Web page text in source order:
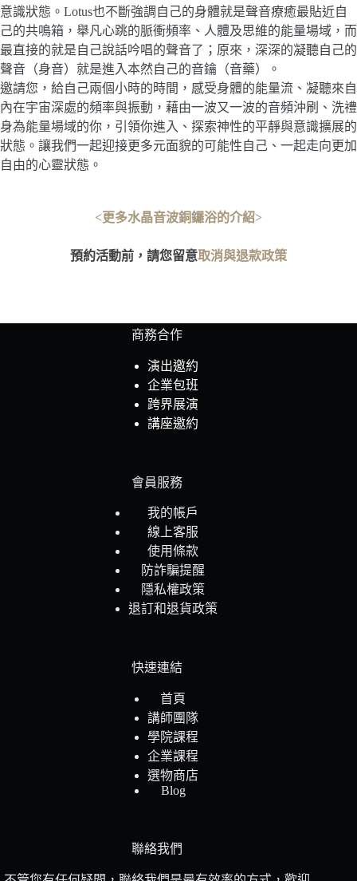
意識狀態。Lotus也不斷強調自己的身體就是聲音療癒最貼近自
己的共鳴箱，舉凡心跳的脈衝頻率、人體及思維的能量場域，而
最直接的就是自己說話吟唱的聲音了；原來，深深的凝聽自己的
聲音（身音）就是進入本然自己的音鑰（音藥）。
邀請您，給自己兩個小時的時間，感受身體的能量流、凝聽來自
內在宇宙深處的頻率與振動，藉由一波又一波的音頻沖刷、洗禮
身為能量場域的你，引領你進入、探索神性的平靜與意識擴展的
狀態。讓我們一起迎接更多元面貌的可能性自己、一起走向更加
自由的心靈狀態。
<更多水晶音波銅鑼浴的介紹>
預約活動前，請您留意取消與退款政策
商務合作
演出邀約
企業包班
跨界展演
講座邀約
會員服務
我的帳戶
線上客服
使用條款
防詐騙提醒
隱私權政策
退訂和退貨政策
快速連結
首頁
講師團隊
學院課程
企業課程
選物商店
Blog
聯絡我們